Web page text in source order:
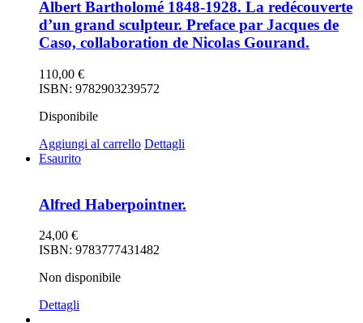
Albert Bartholomé 1848-1928. La redécouverte
d’un grand sculpteur. Preface par Jacques de
Caso, collaboration de Nicolas Gourand.
110,00 €
ISBN: 9782903239572
Disponibile
Aggiungi al carrello Dettagli
Esaurito
Alfred Haberpointner.
24,00 €
ISBN: 9783777431482
Non disponibile
Dettagli